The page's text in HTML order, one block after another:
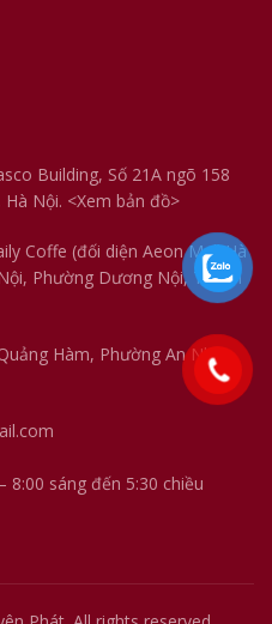
Building, Số 21A ngõ 158
Nội. <Xem bản đồ>
Coffe (đối diện Aeon Mall Hà
Phường Dương Nội, Thành
Hàm, Phường An Nhơn,
8:00 sáng đến 5:30 chiều